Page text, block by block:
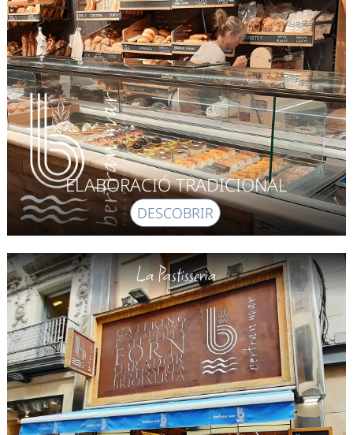
ELABORACIÓ TRADICIONAL
DESCOBRIR
La Pastisseria